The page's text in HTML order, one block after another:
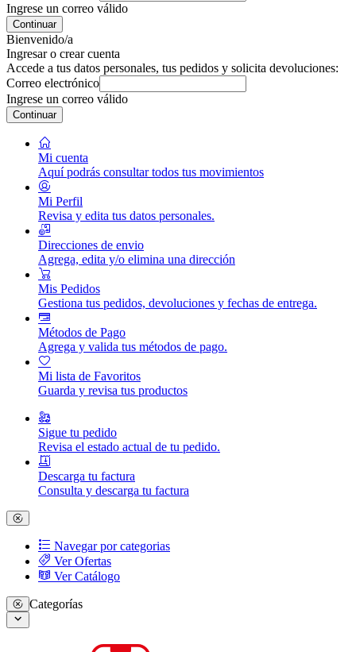
Ingrese un correo válido
Continuar
Bienvenido/a
Ingresar o crear cuenta
Accede a tus datos personales, tus pedidos y solicita devoluciones:
Correo electrónico
Ingrese un correo válido
Continuar
Mi cuenta
Aquí podrás consultar todos tus movimientos
Mi Perfil
Revisa y edita tus datos personales.
Direcciones de envio
Agrega, edita y/o elimina una dirección
Mis Pedidos
Gestiona tus pedidos, devoluciones y fechas de entrega.
Métodos de Pago
Agrega y valida tus métodos de pago.
Mi lista de Favoritos
Guarda y revisa tus productos
Sigue tu pedido
Revisa el estado actual de tu pedido.
Descarga tu factura
Consulta y descarga tu factura
Navegar por categorias
Ver Ofertas
Ver Catálogo
Categorías